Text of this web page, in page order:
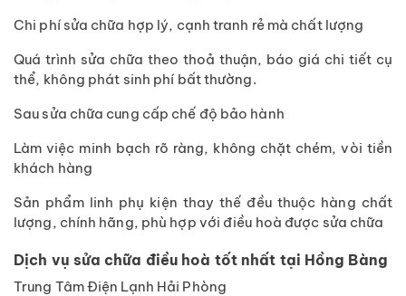
Chi phí sửa chữa hợp lý, cạnh tranh rẻ mà chất lượng
Quá trình sửa chữa theo thoả thuận, báo giá chi tiết cụ
thể, không phát sinh phí bất thường.
Sau sửa chữa cung cấp chế độ bảo hành
Làm việc minh bạch rõ ràng, không chặt chém, vòi tiền
khách hàng
Sản phẩm linh phụ kiện thay thế đều thuộc hàng chất
lượng, chính hãng, phù hợp với điều hoà được sửa chữa
Dịch vụ sửa chữa điều hoà tốt nhất tại Hồng Bàng
Trung Tâm Điện Lạnh Hải Phòng